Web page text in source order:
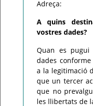
Adreça:
A quins
vostres dades?
Quan es pugui
dades
a la legitimació
que un tercer
que no
les llibertats de